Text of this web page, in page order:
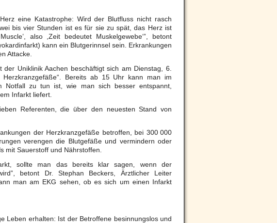
eine Katastrophe: Wird der Blutfluss nicht rasch
bis vier Stunden ist es für sie zu spät, das Herz ist
also ,Zeit bedeutet Muskelgewebe‘”, betont
kann ein Blutgerinnsel sein. Erkrankungen
Attacke.
Uniklinik Aachen beschäftigt sich am Dienstag, 6.
Bereits ab 15 Uhr kann man im
Notfall zu tun ist, wie man sich besser entspannt,
Infarkt liefert.
Referenten, die über den neuesten Stand von
der Herzkranzgefäße betroffen, bei 300 000
verengen die Blutgefäße und vermindern oder
mit Sauerstoff und Nährstoffen.
sollte man das bereits klar sagen, wenn der
betont Dr. Stephan Beckers, Ärztlicher Leiter
man am EKG sehen, ob es sich um einen Infarkt
Leben erhalten: Ist der Betroffene besinnungslos und